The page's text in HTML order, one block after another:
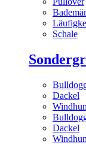
Schale
Dackel
Dackel